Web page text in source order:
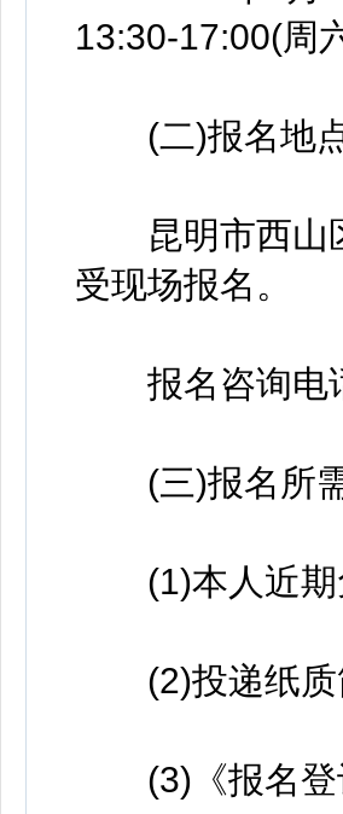
13:30-17:00(周
(二)报名地点
昆明市西山区
受现场报名。
报名咨询电
(三)报名所需
(1)本人近期
(2)投递纸质
(3)《报名登